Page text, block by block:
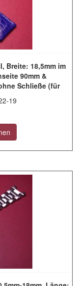
Breite: 18,5mm im
90mm &
Schließe (für
19